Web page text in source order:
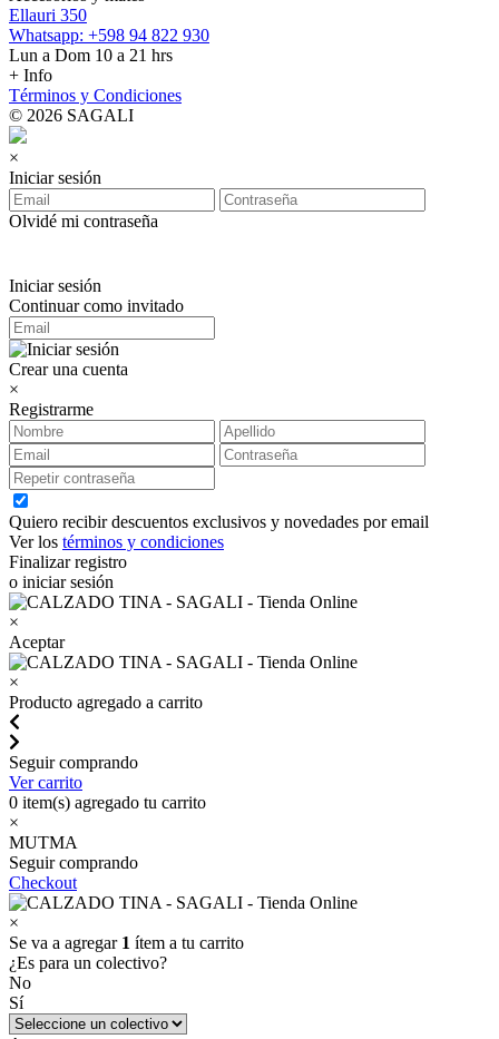
Ellauri 350
Whatsapp: +598 94 822 930
Lun a Dom 10 a 21 hrs
+ Info
Términos y Condiciones
© 2026 SAGALI
×
Iniciar sesión
Olvidé mi contraseña
Iniciar sesión
Continuar como invitado
Crear una cuenta
×
Registrarme
Quiero recibir descuentos exclusivos y novedades por email
Ver los términos y condiciones
Finalizar registro
o iniciar sesión
×
Aceptar
×
Producto agregado a carrito
Seguir comprando
Ver carrito
0 item(s) agregado tu carrito
×
MUTMA
Seguir comprando
Checkout
×
Se va a agregar 1 ítem a tu carrito
¿Es para un colectivo?
No
Sí